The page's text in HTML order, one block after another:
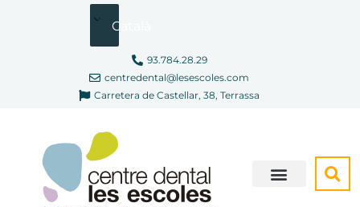
Català
93.784.28.29
centredental@lesescoles.com
Carretera de Castellar, 38, Terrassa